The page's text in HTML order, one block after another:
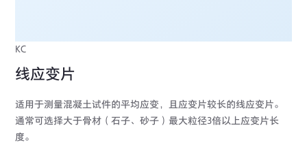
KC
线应变片
适用于测量混凝土试件的平均应变，且应变片较长的线应变片。
通常可选择大于骨材（石子、砂子）最大粒径3倍以上应变片长
度。